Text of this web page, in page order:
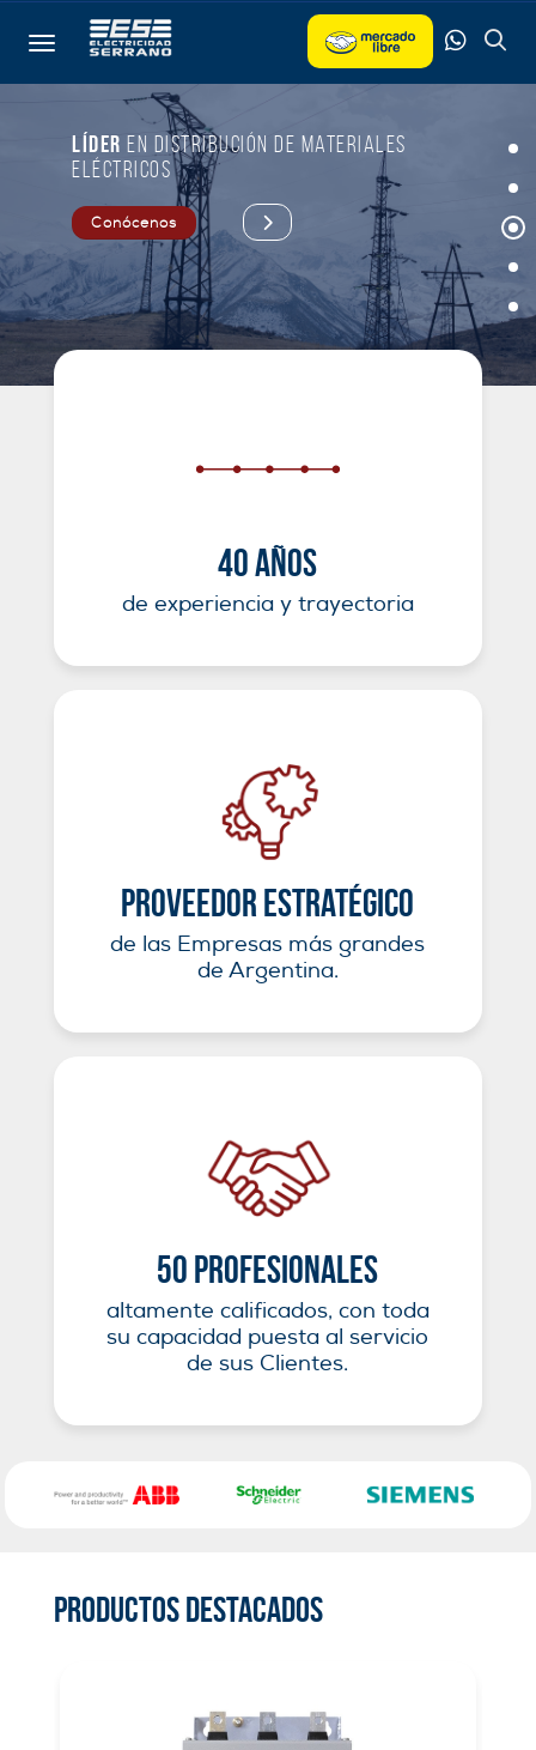
Toggle navigation
Líder
Líder
Líder en distribución de materiales
eléctricos
Conócenos
Líder en distribución de materiales
eléctricos
Conócenos
Líder
40 años
de experiencia y trayectoria
Proveedor estratégico
de las Empresas más grandes
de Argentina.
50 profesionales
altamente calificados, con toda
su capacidad puesta al servicio
de sus Clientes.
Productos destacados